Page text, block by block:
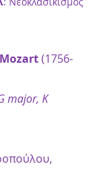
(1756-
major, K